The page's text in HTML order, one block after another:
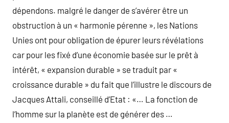
dépendons. malgré le danger de s’avérer être un
obstruction à un « harmonie pérenne », les Nations
Unies ont pour obligation de épurer leurs révélations
car pour les fixé d’une économie basée sur le prêt à
intérêt, « expansion durable » se traduit par «
croissance durable » du fait que l’illustre le discours de
Jacques Attali, conseillé d’Etat : «… La fonction de
l’homme sur la planète est de générer des …